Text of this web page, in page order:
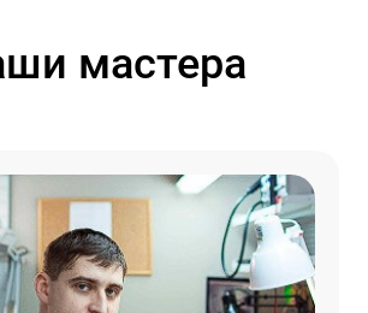
мастера